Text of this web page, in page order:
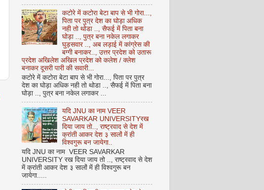
कटोरे में कटोरा बेटा बाप से भी गोरा...,
पिता पर पुत्र देश का घोड़ा अधिक
नही तो थोडा .., सैफई में पिता बना
घोड़ा .., पुत्र बना नकेल लगाकर
घुड़सवार .., अब लड़ाई में कांग्रेस की
बग्गी बनाकर.., उत्तर प्रदेश को उतारू
प्रदेश अखिलेश अखिल प्रदेश को कलेश / क्लेश
बनाकर दूसरी पारी की सवारी...
कटोरे में कटोरा बेटा बाप से भी गोरा..., पिता पर पुत्र
देश का घोड़ा अधिक नही तो थोडा .., सैफई में पिता बना
घोड़ा .., पुत्र बना नकेल लगाकर ...
यदि JNU का नाम VEER
SAVARKAR UNIVERSITYरख
दिया जाय तो.., राष्ट्रवाद से देश में
क्रांती आकर देश ३ सालों में ही
विश्वगुरू बन जायेगा..
यदि JNU का नाम VEER SAVARKAR
UNIVERSITY रख दिया जाय तो .., राष्ट्रवाद से देश
में क्रांती आकर देश ३ सालों में ही विश्वगुरू बन
जायेगा.....